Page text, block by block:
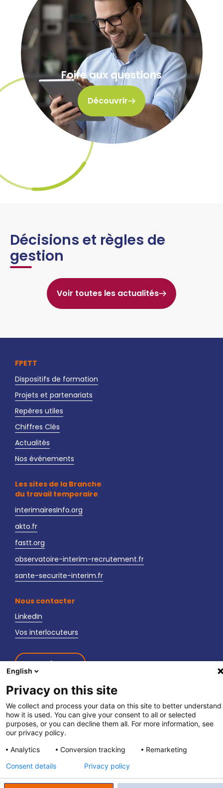
Foire aux questions
Découvrir
Décisions et règles de
gestion
Voir toutes les actualités
FPETT
Dispositifs de formation
Projets et partenariats
Repères utiles
Chiffres Clés
Actualités
Nos événements
Les sites de la Branche
du travail temporaire
interimairesInfo.org
akto.fr
fastt.org
observatoire-interim-recrutement.fr
sante-securite-interim.fr
Nous contacter
LinkedIn
Vos interlocuteurs
Newsletter
fpett.fr| Politique de confidentialité | Mentions légales
English
Privacy on this site
We collect and process your data on this site to better understand
how it is used. You can give your consent to all or selected
purposes, or you can decline them all. For more information, see
our privacy policy.
Analytics
Conversion tracking Remarketing
Consent details Privacy policy